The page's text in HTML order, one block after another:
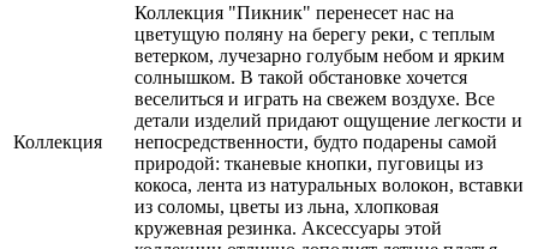
Коллекция
Коллекция "Пикник" перенесет нас на
цветущую поляну на берегу реки, с теплым
ветерком, лучезарно голубым небом и ярким
солнышком. В такой обстановке хочется
веселиться и играть на свежем воздухе. Все
детали изделий придают ощущение легкости и
непосредственности, будто подарены самой
природой: тканевые кнопки, пуговицы из
кокоса, лента из натуральных волокон, вставки
из соломы, цветы из льна, хлопковая
кружевная резинка. Аксессуары этой